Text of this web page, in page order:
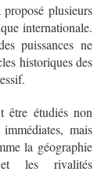
plusieurs
internationale.
puissances ne
historiques des
être étudiés non
mais
la géographie
et les rivalités